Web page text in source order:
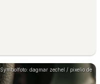
Symbolfoto: dagmar zechel / pixelio.de